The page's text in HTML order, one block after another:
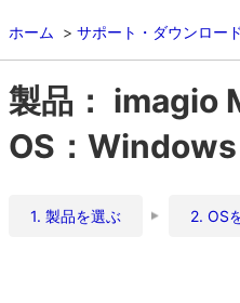
ホーム サポート・ダウンロード
製品： imagio
OS：
1. 製品を選ぶ 2. OS